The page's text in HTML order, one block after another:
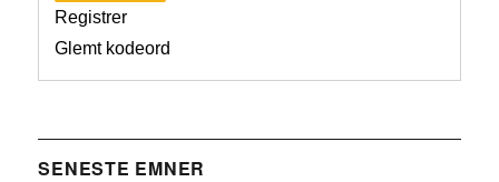
Registrer
Glemt kodeord
SENESTE EMNER